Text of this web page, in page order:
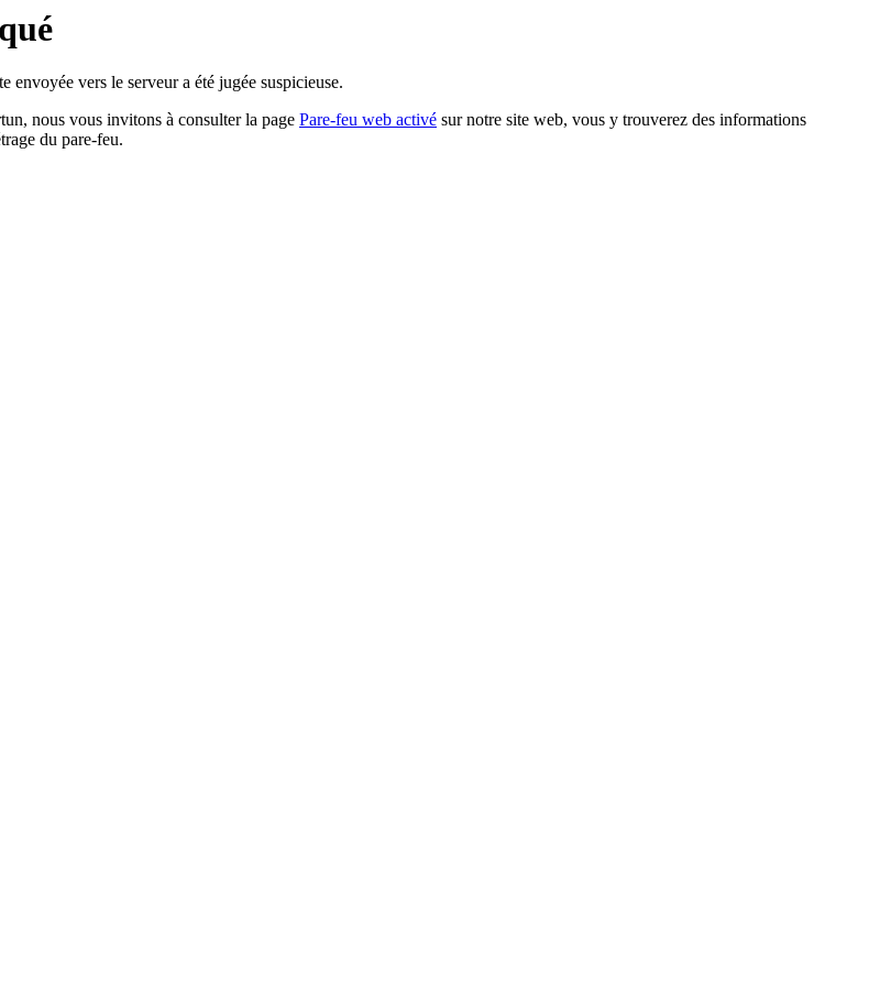
envoyée vers le serveur a été jugée suspicieuse.
nous vous invitons à consulter la page Pare-feu web activé sur notre site web, vous y trouverez des informations
du pare-feu.